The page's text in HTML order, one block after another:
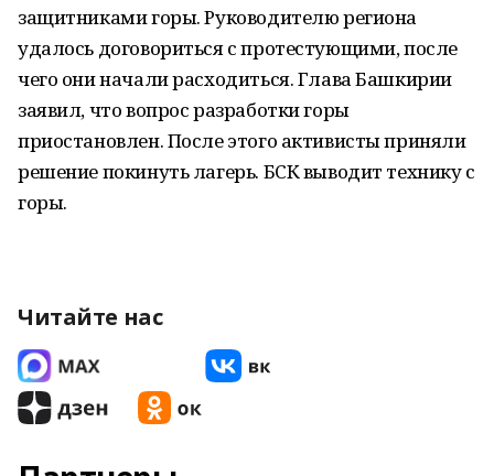
защитниками горы. Руководителю региона
удалось договориться с протестующими, после
чего они начали расходиться. Глава Башкирии
заявил, что вопрос разработки горы
приостановлен. После этого активисты приняли
решение покинуть лагерь. БСК выводит технику с
горы.
Читайте нас